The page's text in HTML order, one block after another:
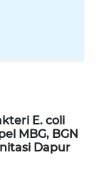
E. coli
MBG, BGN
Dapur